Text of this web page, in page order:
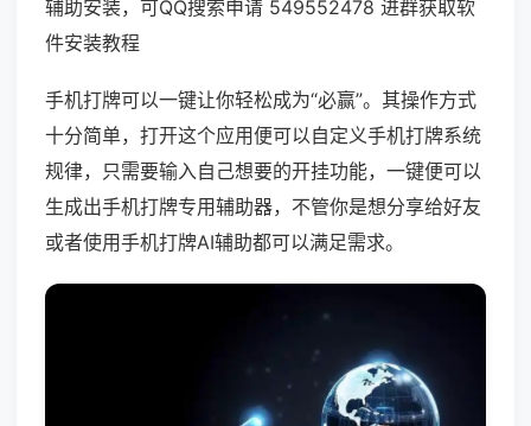
辅助安装，可QQ搜索申请 549552478 进群获取软
件安装教程
手机打牌可以一键让你轻松成为“必赢”。其操作方式
十分简单，打开这个应用便可以自定义手机打牌系统
规律，只需要输入自己想要的开挂功能，一键便可以
生成出手机打牌专用辅助器，不管你是想分享给好友
或者使用手机打牌AI辅助都可以满足需求。